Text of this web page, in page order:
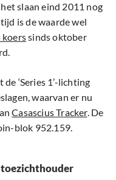
slaan eind 2011 nog
is de waarde wel
sinds oktober
‘Series 1’-lichting
waarvan er nu
Casascius Tracker. De
blok 952.159.